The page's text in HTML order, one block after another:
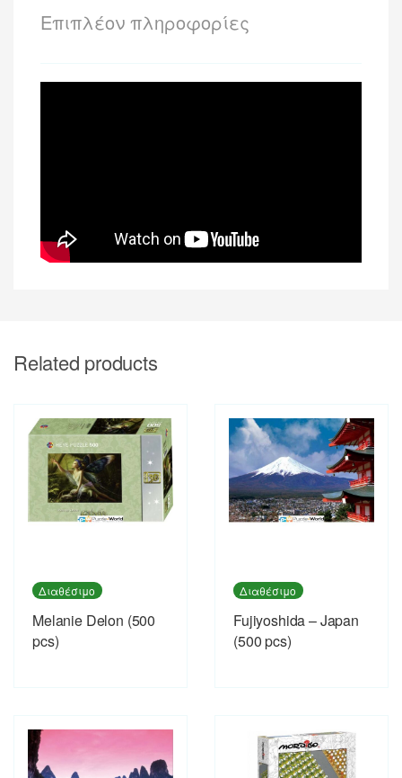
Επιπλέον πληροφορίες
Related products
Διαθέσιμο
Melanie Delon (500
pcs)
Διαθέσιμο
Fujiyoshida – Japan
(500 pcs)